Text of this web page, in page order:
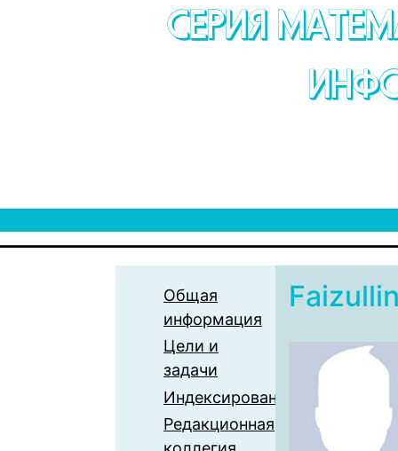
СЕРИЯ
Общая
информация
Цели и
задачи
Индексирование
Редакционная